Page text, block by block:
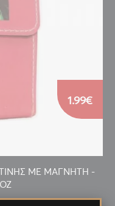
ΜΕ ΜΑΓΝΗΤΗ -
1.99€